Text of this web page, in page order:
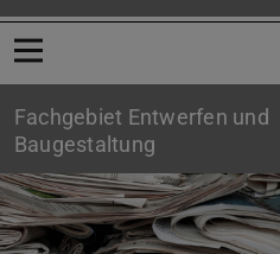
Menü öffnen
Fachgebiet Entwerfen und
Baugestaltung